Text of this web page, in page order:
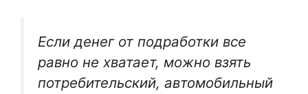
Если денег от подработки все
равно не хватает, можно взять
потребительский, автомобильный